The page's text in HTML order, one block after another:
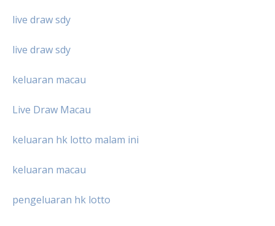
live draw sdy
live draw sdy
keluaran macau
Live Draw Macau
keluaran hk lotto malam ini
keluaran macau
pengeluaran hk lotto